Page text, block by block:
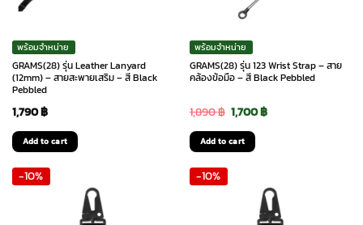
พร้อมจำหน่าย
GRAMS(28) รุ่น Leather Lanyard
(12mm) – สายสะพายเสริม – สี Black
Pebbled
1,790฿
Add to cart
พร้อมจำหน่าย
GRAMS(28) รุ่น 123 Wrist Strap – สาย
คล้องข้อมือ – สี Black Pebbled
1,890฿ Original
price
was:
1,700฿Current
Add to cart
-10% -10%